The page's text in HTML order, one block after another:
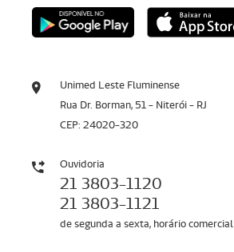
Unimed Leste Fluminense
Rua Dr. Borman, 51 - Niterói - RJ
CEP: 24020-320
Ouvidoria
21 3803-1120
21 3803-1121
de segunda a sexta, horário comercial